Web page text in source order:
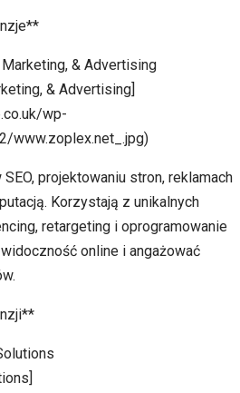
& Advertising
& Advertising]
wp-
www.zoplex.net_.jpg)
projektowaniu stron, reklamach
Korzystają z unikalnych
retargeting i oprogramowanie
online i angażować